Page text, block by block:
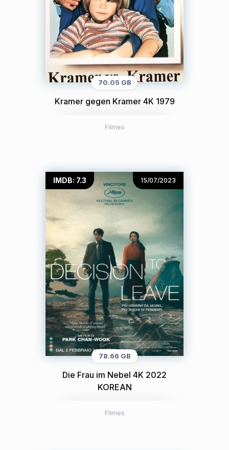
70.05 GB
Kramer gegen Kramer 4K 1979
Filmes
IMDB: 7.3 15/07/2023
78.66 GB
Die Frau im Nebel 4K 2022
KOREAN
Filmes